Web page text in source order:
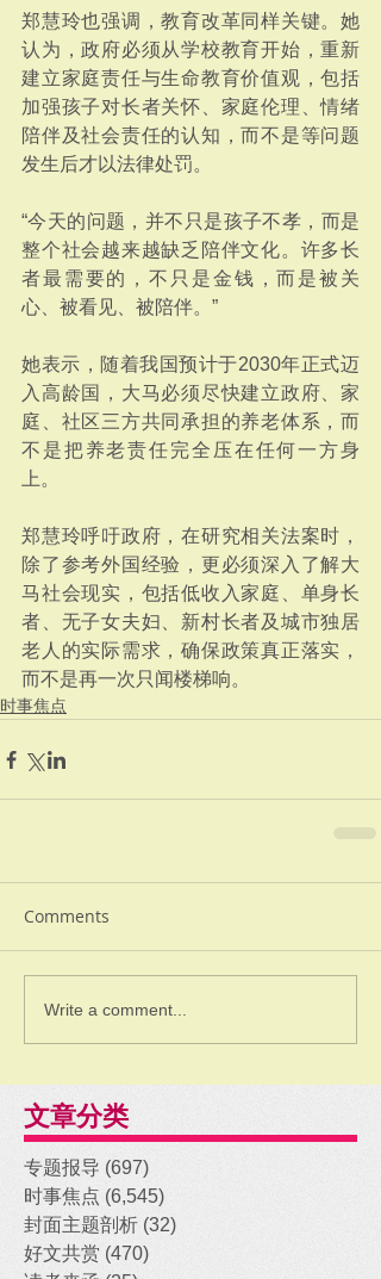
郑慧玲也强调，教育改革同样关键。她
认为，政府必须从学校教育开始，重新
建立家庭责任与生命教育价值观，包括
加强孩子对长者关怀、家庭伦理、情绪
陪伴及社会责任的认知，而不是等问题
发生后才以法律处罚。
“今天的问题，并不只是孩子不孝，而是
整个社会越来越缺乏陪伴文化。许多长
者最需要的，不只是金钱，而是被关
心、被看见、被陪伴。”
她表示，随着我国预计于2030年正式迈
入高龄国，大马必须尽快建立政府、家
庭、社区三方共同承担的养老体系，而
不是把养老责任完全压在任何一方身
上。
郑慧玲呼吁政府，在研究相关法案时，
除了参考外国经验，更必须深入了解大
马社会现实，包括低收入家庭、单身长
者、无子女夫妇、新村长者及城市独居
老人的实际需求，确保政策真正落实，
而不是再一次只闻楼梯响。
时事焦点
Comments
Write a comment...
文章分类
专题报导 (697)
时事焦点 (6,545)
封面主题剖析 (32)
好文共赏 (470)